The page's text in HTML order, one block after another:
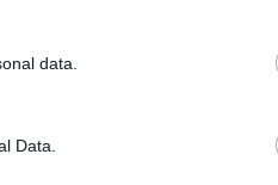
data.
Data.